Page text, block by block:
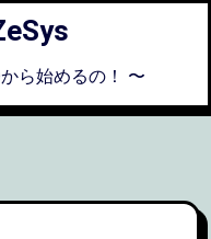
ら始めるの！ 〜